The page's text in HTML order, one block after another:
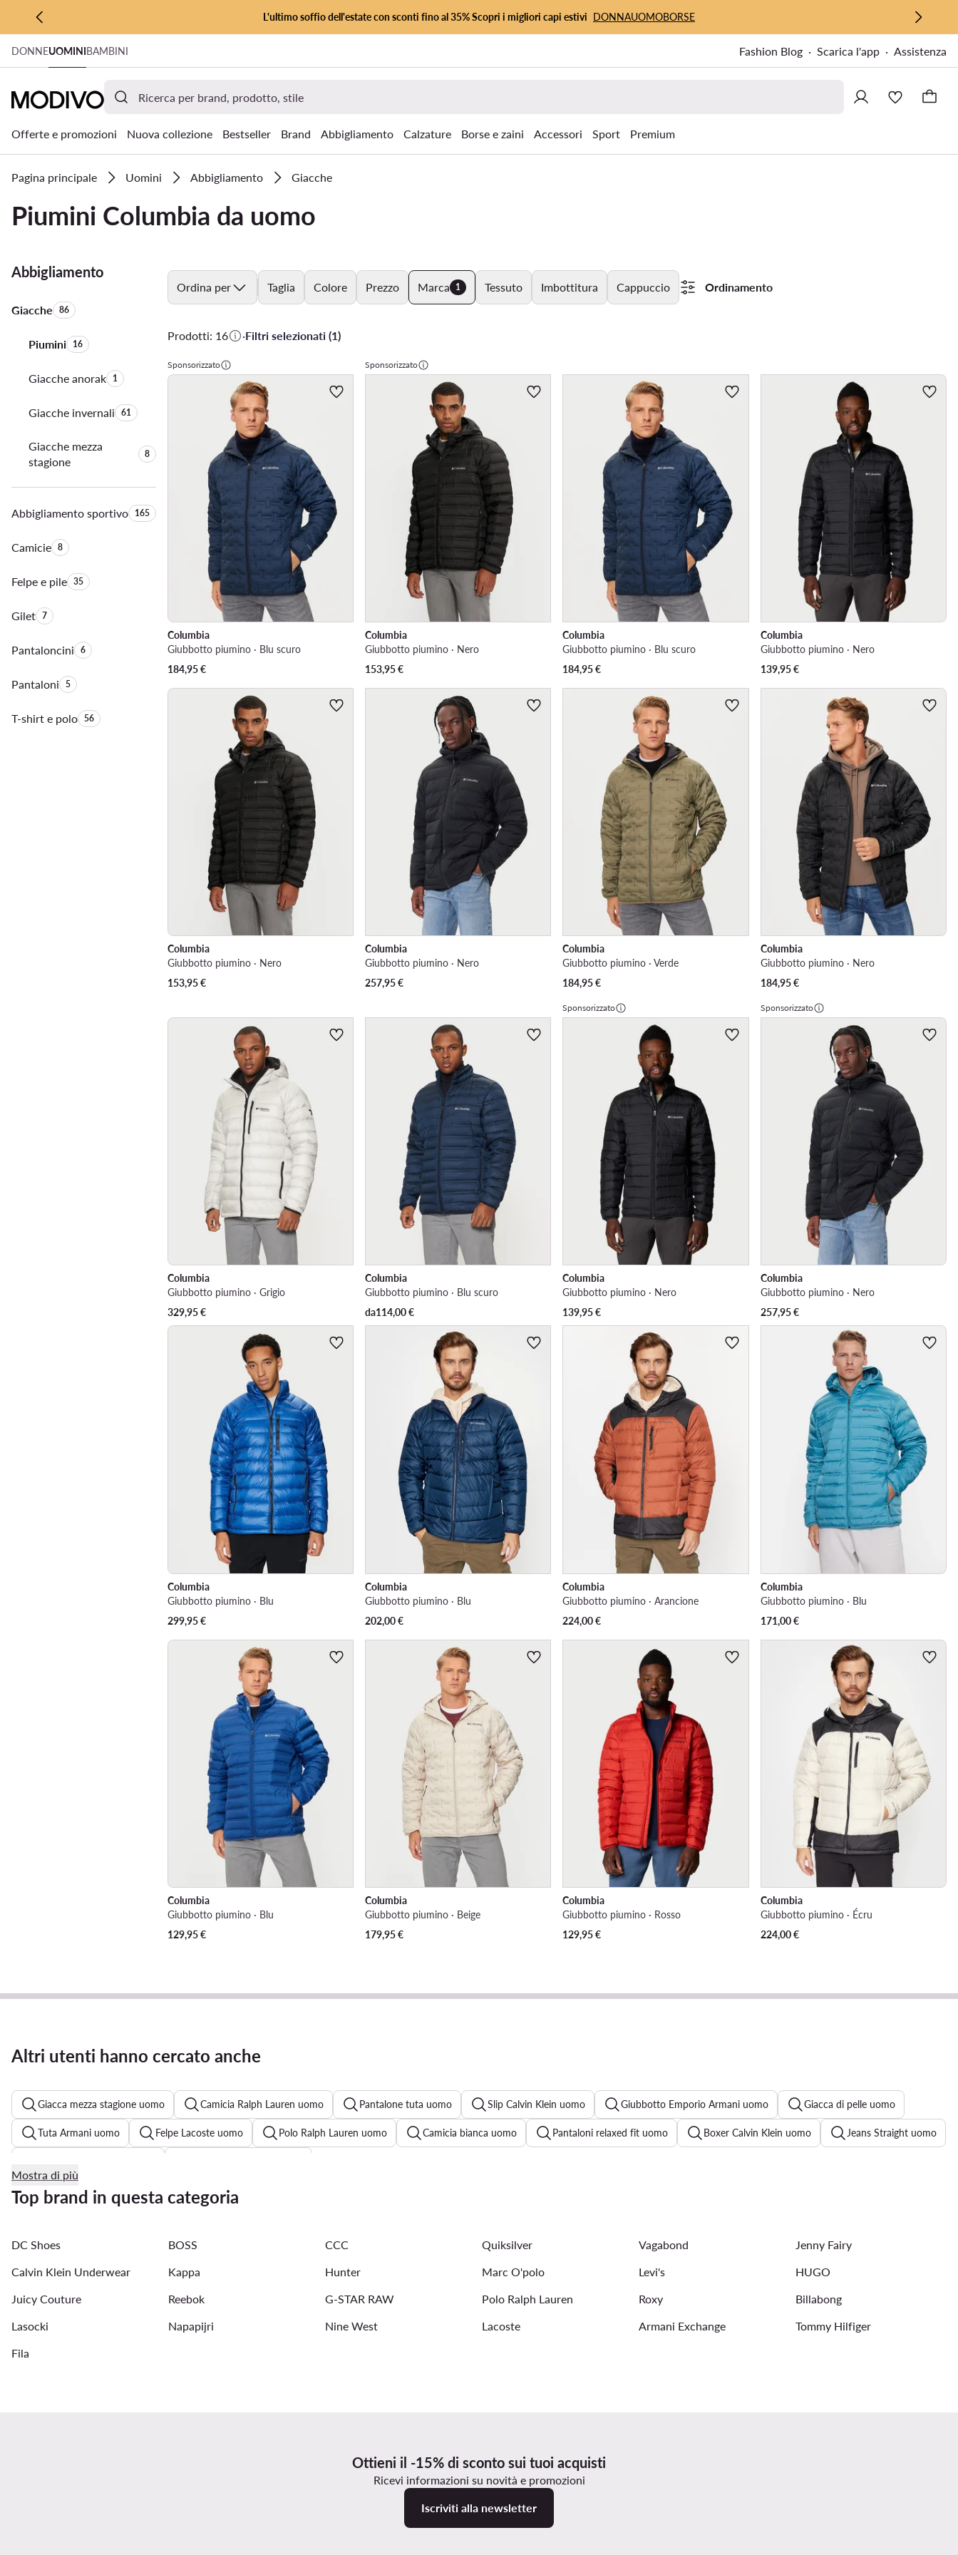
VAI AL CONTENUTO PRINCIPALE
VAI ALLA RICERCA
L'ultimo soffio dell'estate con sconti fino al 35% Scopri i migliori capi estivi DONNAUOMOBORSE
DONNEUOMINIBAMBINI Fashion Blog Scarica l'app Assistenza
Offerte e promozioni Nuova collezione Bestseller Brand Abbigliamento Calzature Borse e zaini Accessori Sport Premium
Pagina principale Uomini Abbigliamento Giacche
Piumini Columbia da uomo
Abbigliamento
GiaccheQuantità di prodotti:
86
PiuminiQuantità di prodotti:
16
Giacche anorakQuantità di prodotti:
1
Giacche invernaliQuantità di prodotti:
61
Giacche mezza
stagione
Quantità di prodotti:
8
Abbigliamento sportivoQuantità di prodotti:
165
CamicieQuantità di prodotti:
8
Felpe e pileQuantità di prodotti:
35
GiletQuantità di prodotti:
7
PantalonciniQuantità di prodotti:
6
PantaloniQuantità di prodotti:
5
T-shirt e poloQuantità di prodotti:
56
Ordina per Taglia Colore Prezzo Marca 1 Tessuto Imbottitura Cappuccio Ordinamento
Prodotti: 16 ·Filtri selezionati (1)
Sponsorizzato
Columbia
Giubbotto piumino · Blu scuro
184,95€
Sponsorizzato
Columbia
Giubbotto piumino · Nero
153,95€
Columbia
Giubbotto piumino · Blu scuro
184,95€
Columbia
Giubbotto piumino · Nero
139,95€
Columbia
Giubbotto piumino · Nero
153,95€
Columbia
Giubbotto piumino · Nero
257,95€
Columbia
Giubbotto piumino · Verde
184,95€
Columbia
Giubbotto piumino · Nero
184,95€
Columbia
Giubbotto piumino · Grigio
329,95€
Columbia
Giubbotto piumino · Blu scuro
da114,00€
Sponsorizzato
Columbia
Giubbotto piumino · Nero
139,95€
Sponsorizzato
Columbia
Giubbotto piumino · Nero
257,95€
Columbia
Giubbotto piumino · Blu
299,95€
Columbia
Giubbotto piumino · Blu
202,00€
Columbia
Giubbotto piumino · Arancione
224,00€
Columbia
Giubbotto piumino · Blu
171,00€
Columbia
Giubbotto piumino · Blu
129,95€
Columbia
Giubbotto piumino · Beige
179,95€
Columbia
Giubbotto piumino · Rosso
129,95€
Columbia
Giubbotto piumino · Écru
224,00€
Altri utenti hanno cercato anche
Giacca mezza stagione uomo Camicia Ralph Lauren uomo Pantalone tuta uomo Slip Calvin Klein uomo Giubbotto Emporio Armani uomo Giacca di pelle uomo
Tuta Armani uomo Felpe Lacoste uomo Polo Ralph Lauren uomo Camicia bianca uomo Pantaloni relaxed fit uomo Boxer Calvin Klein uomo Jeans Straight uomo
Polo Lacoste uomo Camicia uomo Tommy Hilfiger
Pantaloni Calvin Klein uomo
Mostra di più
Top brand in questa categoria
DC Shoes BOSS CCC Quiksilver Vagabond
Jenny Fairy
Calvin Klein Underwear
Kappa Hunter Marc O'polo Levi's
HUGO
Juicy Couture
Reebok G-STAR RAW Polo Ralph Lauren Roxy
Billabong
Lasocki
Napapijri Nine West Lacoste Armani Exchange
Tommy Hilfiger
Fila
Ottieni il -15% di sconto sui tuoi acquisti
Ricevi informazioni su novità e promozioni
Iscriviti alla newsletter